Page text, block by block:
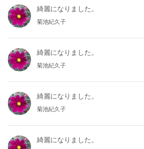
綺麗になりました。
菊池紀久子
綺麗になりました。
菊池紀久子
綺麗になりました。
菊池紀久子
綺麗になりました。